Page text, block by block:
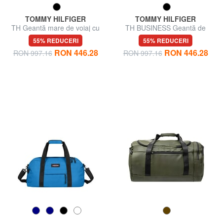
TOMMY HILFIGER
TH Geantă mare de voiaj cu
curea de umăr
55% REDUCERI
RON 997.16 RON 446.28
TOMMY HILFIGER
TH BUSINESS Geantă de
voiaj din nailon cu curea de
umăr
55% REDUCERI
RON 997.16 RON 446.28